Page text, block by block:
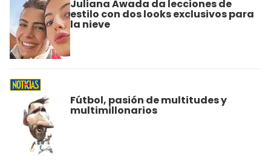
Juliana Awada da lecciones de
estilo con dos looks exclusivos para
la nieve
Fútbol, pasión de multitudes y
multimillonarios